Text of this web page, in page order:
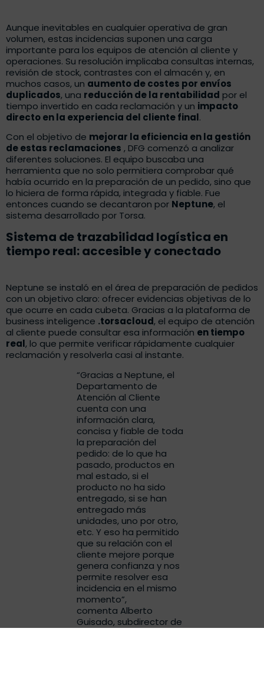
Aunque inevitables en cualquier operativa de gran
volumen, estas incidencias suponen una carga
importante para los equipos de atención al cliente y
operaciones. Su resolución implicaba consultas internas,
revisión de stock, contrastes con el almacén y, en
muchos casos, un aumento de costes por envíos
duplicados, una reducción de la rentabilidad por el
tiempo invertido en cada reclamación y un impacto
directo en la experiencia del cliente final.
Con el objetivo de mejorar la eficiencia en la gestión
de estas reclamaciones , DFG comenzó a analizar
diferentes soluciones. El equipo buscaba una
herramienta que no solo permitiera comprobar qué
había ocurrido en la preparación de un pedido, sino que
lo hiciera de forma rápida, integrada y fiable. Fue
entonces cuando se decantaron por Neptune, el
sistema desarrollado por Torsa.
Sistema de trazabilidad logística en
tiempo real: accesible y conectado
Neptune se instaló en el área de preparación de pedidos
con un objetivo claro: ofrecer evidencias objetivas de lo
que ocurre en cada cubeta. Gracias a la plataforma de
business inteligence .torsacloud, el equipo de atención
al cliente puede consultar esa información en tiempo
real, lo que permite verificar rápidamente cualquier
reclamación y resolverla casi al instante.
“Gracias a Neptune, el
Departamento de
Atención al Cliente
cuenta con una
información clara,
concisa y fiable de toda
la preparación del
pedido: de lo que ha
pasado, productos en
mal estado, si el
producto no ha sido
entregado, si se han
entregado más
unidades, uno por otro,
etc. Y eso ha permitido
que su relación con el
cliente mejore porque
genera confianza y nos
permite resolver esa
incidencia en el mismo
momento”,
comenta Alberto
Guisado, subdirector de